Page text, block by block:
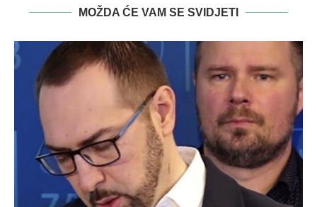
MOŽDA ĆE VAM SE SVIDJETI